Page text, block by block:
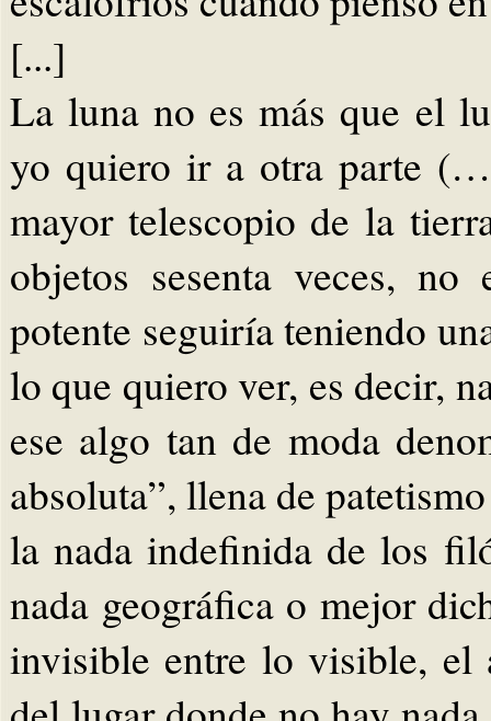
[...]
La luna no es más que el
yo quiero ir a otra parte
mayor telescopio de la
objetos sesenta veces,
potente seguiría teniendo
lo que quiero ver, es decir,
ese algo tan de moda
absoluta”, llena de
la nada indefinida de los
nada geográfica o mejor
invisible entre lo visible,